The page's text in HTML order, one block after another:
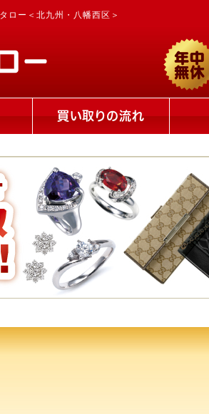
ロー＜北九州・八幡西区＞
買い取りの流れ